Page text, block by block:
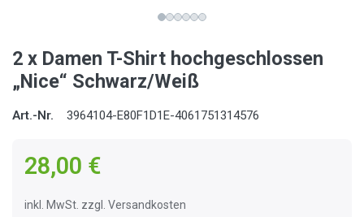
2 x Damen T-Shirt hochgeschlossen
„Nice“ Schwarz/Weiß
Art.-Nr. 3964104-E80F1D1E-4061751314576
28,00 €
inkl. MwSt. zzgl. Versandkosten